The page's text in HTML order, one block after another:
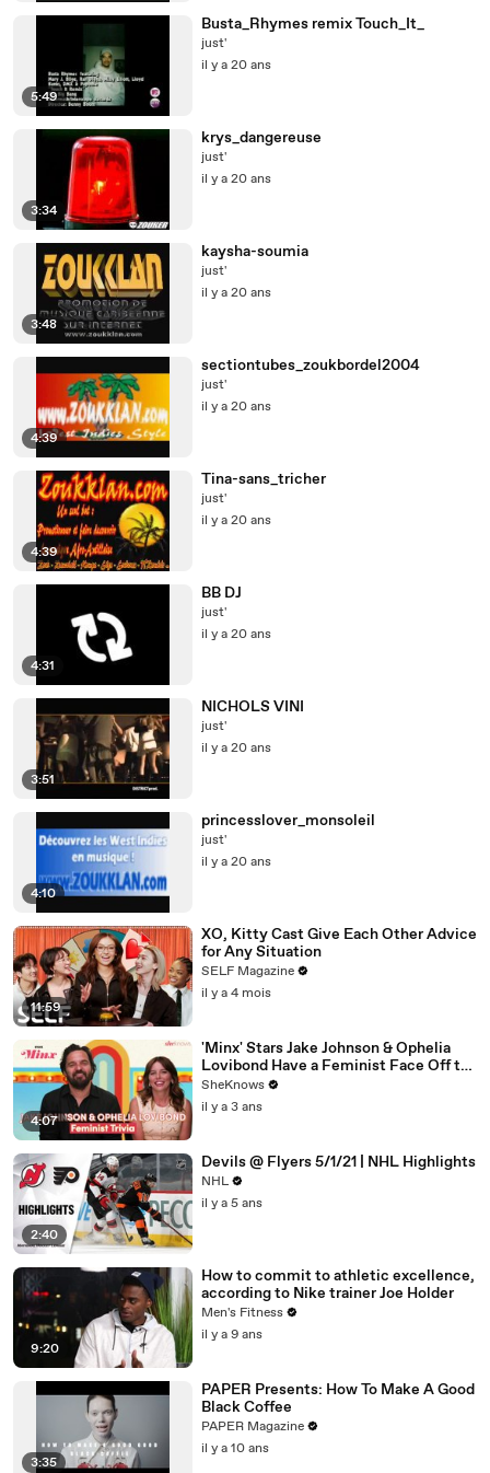
5:49
Busta_Rhymes remix Touch_It_
just'
il y a 20 ans
3:34
krys_dangereuse
just'
il y a 20 ans
3:48
kaysha-soumia
just'
il y a 20 ans
4:39
sectiontubes_zoukbordel2004
just'
il y a 20 ans
4:39
Tina-sans_tricher
just'
il y a 20 ans
4:31
BB DJ
just'
il y a 20 ans
3:51
NICHOLS VINI
just'
il y a 20 ans
4:10
princesslover_monsoleil
just'
il y a 20 ans
11:59
XO, Kitty Cast Give Each Other Advice
for Any Situation
SELF Magazine
il y a 4 mois
4:07
'Minx' Stars Jake Johnson & Ophelia
Lovibond Have a Feminist Face Off to
Celebrate Season 2
SheKnows
il y a 3 ans
2:40
Devils @ Flyers 5/1/21 | NHL Highlights
NHL
il y a 5 ans
9:20
How to commit to athletic excellence,
according to Nike trainer Joe Holder
Men's Fitness
il y a 9 ans
3:35
PAPER Presents: How To Make A Good
Black Coffee
PAPER Magazine
il y a 10 ans